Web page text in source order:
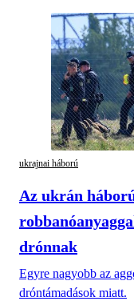
ukrajnai háború
Az ukrán
drónnak
Egyre nagyobb az
dróntámadások miatt.